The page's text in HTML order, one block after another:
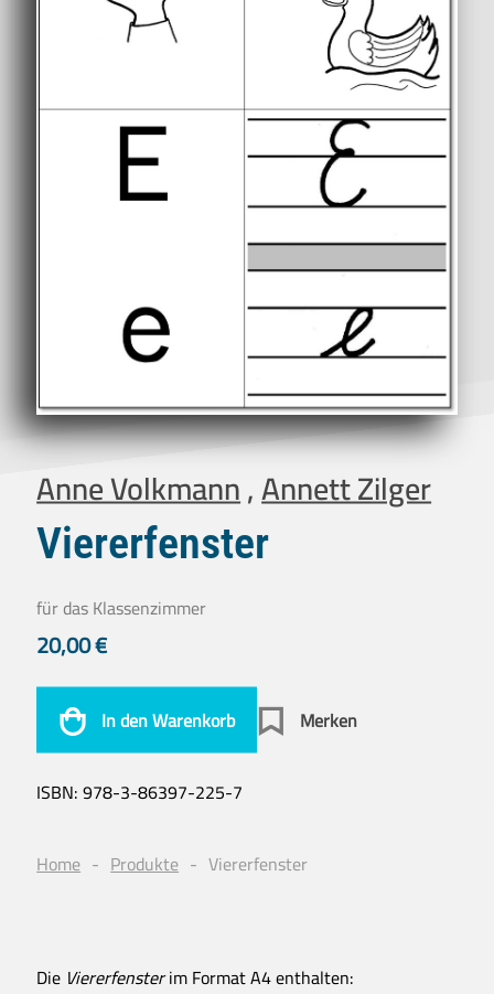
Anne Volkmann,Annett Zilger
Viererfenster
für das Klassenzimmer
20,00€
In den Warenkorb Merken
ISBN:978-3-86397-225-7
Home Produkte Viererfenster
Die Viererfensterim Format A4 enthalten: